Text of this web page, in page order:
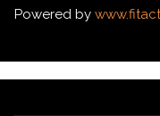
Powered by